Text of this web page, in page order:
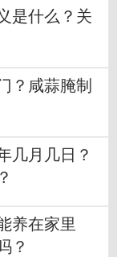
是什么？关
？咸蒜腌制
几月几日？
养在家里
？